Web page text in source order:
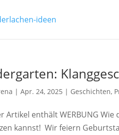
|Apr. 24, 2025 | Geschichten,
Artikel enthält WERBUNG
kannst! Wir feiern